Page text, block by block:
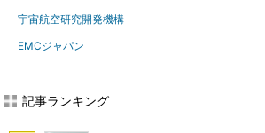
宇宙航空研究開発機構
EMCジャパン
記事ランキング